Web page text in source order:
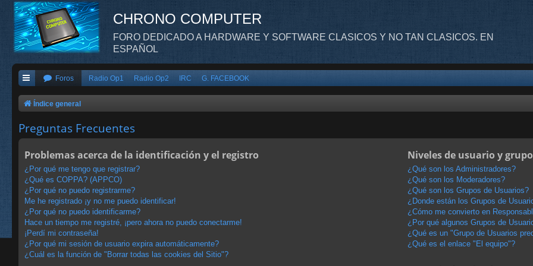
CHRONO COMPUTER
FORO DEDICADO A HARDWARE Y SOFTWARE CLASICOS Y NO TAN CLASICOS. EN
ESPAÑOL
Foros Radio Op1 Radio Op2 IRC G. FACEBOOK
Índice general
Preguntas Frecuentes
Problemas acerca de la identificación y el registro
¿Por qué me tengo que registrar?
¿Qué es COPPA? (APPCO)
¿Por qué no puedo registrarme?
Me he registrado ¡y no me puedo identificar!
¿Por qué no puedo identificarme?
Hace un tiempo me registré, ¡pero ahora no puedo conectarme!
¡Perdí mi contraseña!
¿Por qué mi sesión de usuario expira automáticamente?
¿Cuál es la función de "Borrar todas las cookies del Sitio"?
Niveles de usuario y
¿Qué son los Administradores?
¿Qué son los Moderadores?
¿Qué son los Grupos de Usuarios?
¿Donde están los Grupos de
¿Cómo me convierto en
¿Por qué algunos Grupos de
¿Qué es un "Grupo de Usuarios
¿Qué es el enlace "El equipo"?